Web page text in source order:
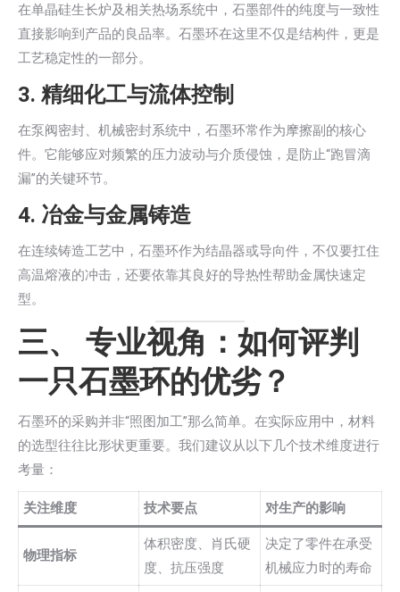
在单晶硅生长炉及相关热场系统中，石墨部件的纯度与一致性
直接影响到产品的良品率。石墨环在这里不仅是结构件，更是
工艺稳定性的一部分。
3. 精细化工与流体控制
在泵阀密封、机械密封系统中，石墨环常作为摩擦副的核心
件。它能够应对频繁的压力波动与介质侵蚀，是防止“跑冒滴
漏”的关键环节。
4. 冶金与金属铸造
在连续铸造工艺中，石墨环作为结晶器或导向件，不仅要扛住
高温熔液的冲击，还要依靠其良好的导热性帮助金属快速定
型。
三、 专业视角：如何评判
一只石墨环的优劣？
石墨环的采购并非“照图加工”那么简单。在实际应用中，材料
的选型往往比形状更重要。我们建议从以下几个技术维度进行
考量：
关注维度 技术要点 对生产的影响
物理指标
体积密度、肖氏硬
度、抗压强度
决定了零件在承受
机械应力时的寿命